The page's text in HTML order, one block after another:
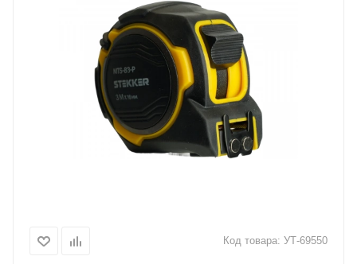
Код товара: УТ-69550